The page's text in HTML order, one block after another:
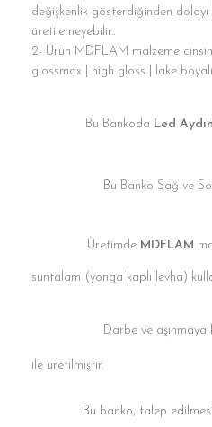
değişkenlik gösterdiğinden
üretilemeyebilir..
2- Ürün MDFLAM malzeme
glossmax | high gloss | lake
Bu Bankoda Led
Bu Banko Sağ ve
Üretimde MDFLAM
suntalam (yonga kaplı levha)
Darbe ve aşınmaya
ile üretilmiştir.
Bu banko, talep